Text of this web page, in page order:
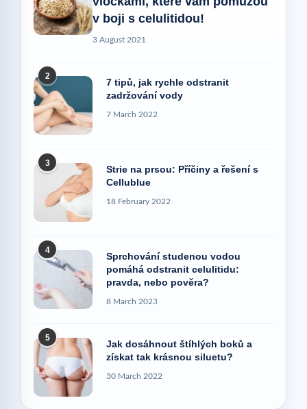
v boji s celulitidou!
3 August 2021
2
7 tipů, jak rychle odstranit
zadržování vody
7 March 2022
3
Strie na prsou: Příčiny a řešení s
Cellublue
18 February 2022
4
Sprchování studenou vodou
pomáhá odstranit celulitidu:
pravda, nebo pověra?
8 March 2023
5
Jak dosáhnout štíhlých boků a
získat tak krásnou siluetu?
30 March 2022